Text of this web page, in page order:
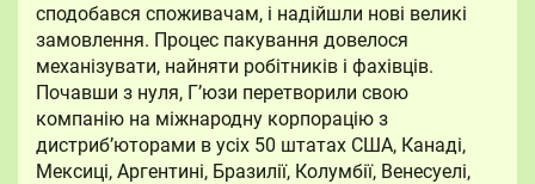
сподобався споживачам, і надійшли нові великі
замовлення. Процес пакування довелося
механізувати, найняти робітників і фахівців.
Почавши з нуля, Г’юзи перетворили свою
компанію на міжнародну корпорацію з
дистриб’юторами в усіх 50 штатах США, Канаді,
Мексиці, Аргентині, Бразилії, Колумбії, Венесуелі,